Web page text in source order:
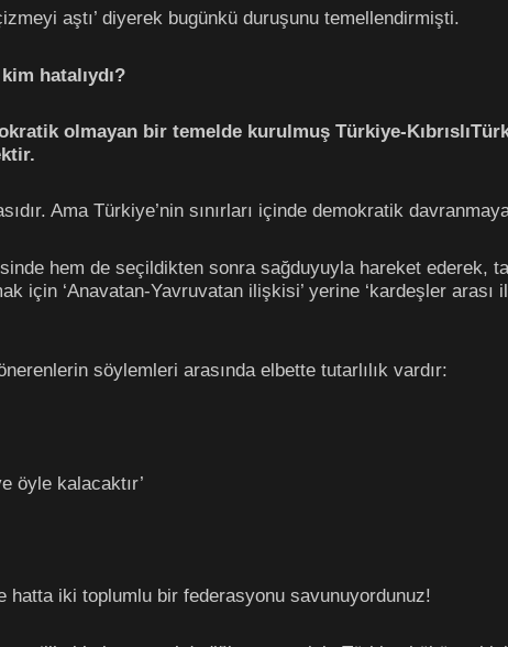
aştı’ diyerek bugünkü duruşunu temellendirmişti.
hatalıydı?
olmayan bir temelde kurulmuş Türkiye-
Ama Türkiye’nin sınırları içinde demokratik
hem de seçildikten sonra sağduyuyla hareket ederek,
için ‘Anavatan-Yavruvatan ilişkisi’ yerine ‘kardeşler arası
söylemleri arasında elbette tutarlılık vardır:
öyle kalacaktır’
hatta iki toplumlu bir federasyonu savunuyordunuz!